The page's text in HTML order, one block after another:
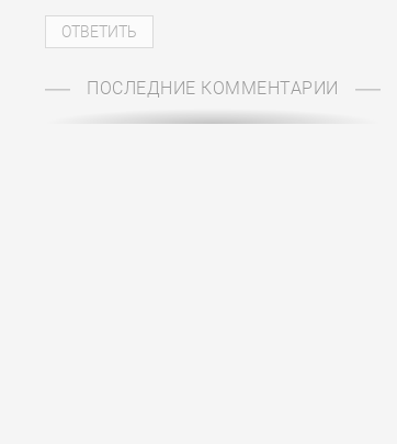
ПОСЛЕДНИЕ КОММЕНТАРИИ